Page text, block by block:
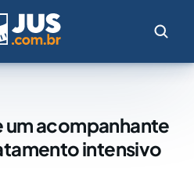
acompanhante
intensivo